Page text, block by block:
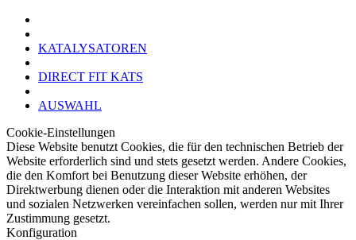
KATALYSATOREN
DIRECT FIT KATS
AUSWAHL
Cookie-Einstellungen
Diese Website benutzt Cookies, die für den technischen Betrieb der
Website erforderlich sind und stets gesetzt werden. Andere Cookies,
die den Komfort bei Benutzung dieser Website erhöhen, der
Direktwerbung dienen oder die Interaktion mit anderen Websites
und sozialen Netzwerken vereinfachen sollen, werden nur mit Ihrer
Zustimmung gesetzt.
Konfiguration